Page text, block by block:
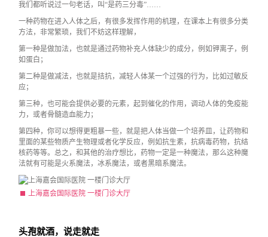
我们都听说过一句老话，叫“是药三分毒”……
一种药物在进入人体之后，有很多发挥作用的机理，在课本上有很多分类
方法，非常繁琐，我们不妨这样理解，
第一种是做加法，也就是通过药物补充人体缺少的成分，例如钾离子，例
如蛋白；
第二种是做减法，也就是拮抗，减轻人体某一个过强的行为，比如过敏反
应；
第三种，也可能会提供必要的元素，起到催化的作用，调动人体的免疫能
力，或者骨髓造血能力；
第四种，你可以想得更粗暴一些，就是把人体当做一个培养皿，让药物和
里面的某些物质产生物理或者化学反应，例如抗生素，抗病毒药物，抗结
核药等等。总之，和其他的治疗想比，药物一定是一种魔法，那么这种魔
法就有可能是火系魔法，冰系魔法，或者黑暗系魔法。
上海嘉会国际医院 一楼门诊大厅
头孢就酒，说走就走